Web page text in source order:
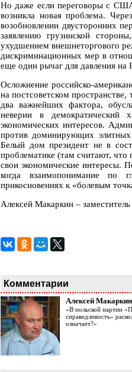
Но даже если переговоры с США
возникла новая проблема.
возобновлении двусторонних
заявлению грузинской
ухудшением внешнеторгового
дискриминационных мер в
еще один рычаг для давления на
Осложнение российско-
на постсоветском пространстве,
два важнейших фактора,
неверии в демократический
экономических интересов.
против доминирующих
Белый дом президент не в
проблематике (там считают,
свои экономические интересы.
когда взаимопонимание по
прикосновениях к «болевым
Алексей Макаркин –
Комментарии
Алексей
«В польской партии
справедливость»
означает?»